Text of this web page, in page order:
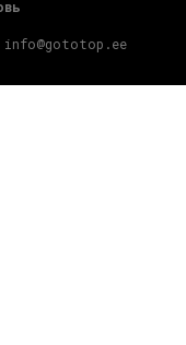
info@gototop.ee